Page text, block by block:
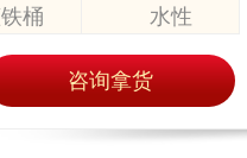
桶
水性
咨询拿货